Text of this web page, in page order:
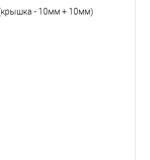
- 10мм + 10мм)